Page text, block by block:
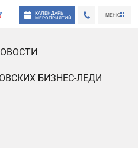
КАЛЕНДАРЬ
МЕРОПРИЯТИЙ
МЕНЮ
БИЗНЕС-ЛЕДИ